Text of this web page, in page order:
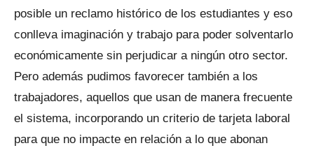
posible un reclamo histórico de los estudiantes y eso
conlleva imaginación y trabajo para poder solventarlo
económicamente sin perjudicar a ningún otro sector.
Pero además pudimos favorecer también a los
trabajadores, aquellos que usan de manera frecuente
el sistema, incorporando un criterio de tarjeta laboral
para que no impacte en relación a lo que abonan